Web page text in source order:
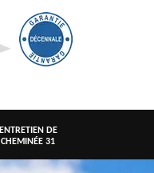
ENTRETIEN DE
CHEMINÉE 31